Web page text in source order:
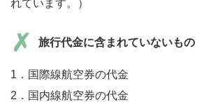
れています。）
旅行代金に含まれていないもの
1．国際線航空券の代金
2．国内線航空券の代金